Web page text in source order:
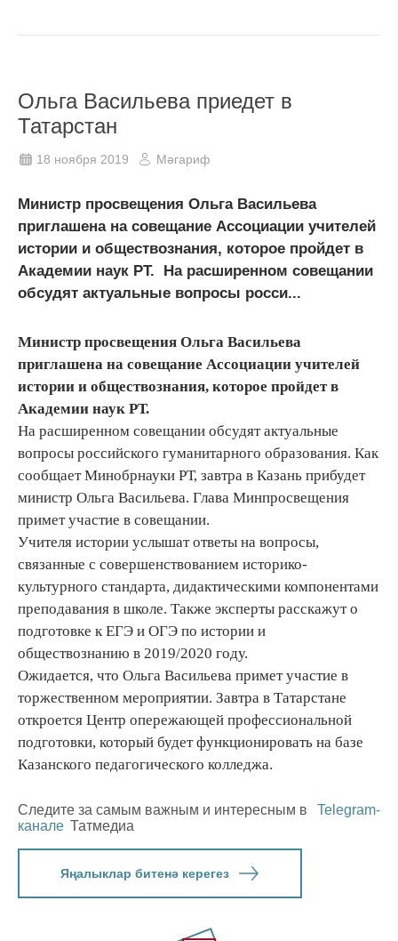
Ольга Васильева приедет в
Татарстан
18 ноября 2019 Мәгариф
Министр просвещения Ольга Васильева
приглашена на совещание Ассоциации учителей
истории и обществознания, которое пройдет в
Академии наук РТ. На расширенном совещании
обсудят актуальные вопросы росси...
Министр просвещения Ольга Васильева
приглашена на совещание Ассоциации учителей
истории и обществознания, которое пройдет в
Академии наук РТ.
На расширенном совещании обсудят актуальные
вопросы российского гуманитарного образования. Как
сообщает Минобрнауки РТ, завтра в Казань прибудет
министр Ольга Васильева. Глава Минпросвещения
примет участие в совещании.
Учителя истории услышат ответы на вопросы,
связанные с совершенствованием историко-
культурного стандарта, дидактическими компонентами
преподавания в школе. Также эксперты расскажут о
подготовке к ЕГЭ и ОГЭ по истории и
обществознанию в 2019/2020 году.
Ожидается, что Ольга Васильева примет участие в
торжественном мероприятии. Завтра в Татарстане
откроется Центр опережающей профессиональной
подготовки, который будет функционировать на базе
Казанского педагогического колледжа.
Следите за самым важным и интересным в
Telegram-
канале Татмедиа
Яңалыклар битенә керегез